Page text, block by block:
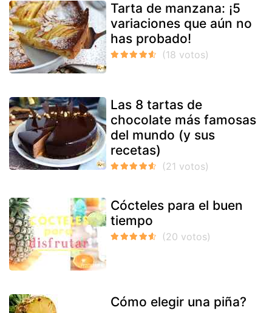
Tarta de manzana: ¡5
variaciones que aún no
has probado!
Las 8 tartas de
chocolate más famosas
del mundo (y sus
recetas)
Cócteles para el buen
tiempo
Cómo elegir una piña?